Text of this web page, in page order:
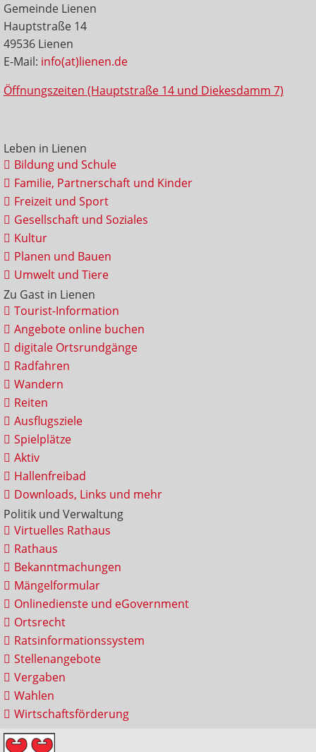
Gemeinde Lienen
Hauptstraße 14
49536 Lienen
E-Mail: info(at)lienen.de
Öffnungszeiten (Hauptstraße 14 und Diekesdamm 7)
Leben in Lienen
Bildung und Schule
Familie, Partnerschaft und Kinder
Freizeit und Sport
Gesellschaft und Soziales
Kultur
Planen und Bauen
Umwelt und Tiere
Zu Gast in Lienen
Tourist-Information
Angebote online buchen
digitale Ortsrundgänge
Radfahren
Wandern
Reiten
Ausflugsziele
Spielplätze
Aktiv
Hallenfreibad
Downloads, Links und mehr
Politik und Verwaltung
Virtuelles Rathaus
Rathaus
Bekanntmachungen
Mängelformular
Onlinedienste und eGovernment
Ortsrecht
Ratsinformationssystem
Stellenangebote
Vergaben
Wahlen
Wirtschaftsförderung